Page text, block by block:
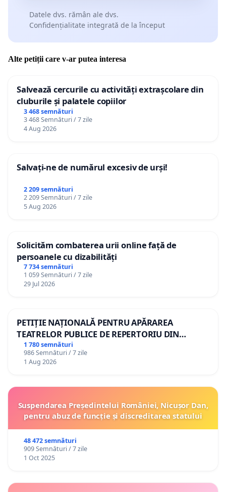
Datele dvs. rămân ale dvs.
Confidențialitate integrată de la început
Alte petiții care v-ar putea interesa
Salvează cercurile cu activități extrașcolare din
cluburile și palatele copiilor
3 468 semnături
3 468 Semnături / 7 zile
4 Aug 2026
Salvați-ne de numărul excesiv de urși!
2 209 semnături
2 209 Semnături / 7 zile
5 Aug 2026
Solicităm combaterea urii online față de
persoanele cu dizabilități
7 734 semnături
1 059 Semnături / 7 zile
29 Jul 2026
PETIȚIE NAȚIONALĂ PENTRU APĂRAREA
TEATRELOR PUBLICE DE REPERTORIU DIN
ROMÂNIA
1 780 semnături
986 Semnături / 7 zile
1 Aug 2026
Suspendarea Președintelui României, Nicușor Dan,
pentru abuz de funcție și discreditarea statului
48 472 semnături
909 Semnături / 7 zile
1 Oct 2025